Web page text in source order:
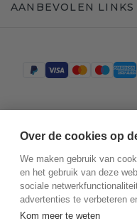
AANBEVOLEN LINKS
Over de cookies op
We maken gebruik van
en het gebruik van deze
sociale
advertenties te verbeteren
Kom meer te weten